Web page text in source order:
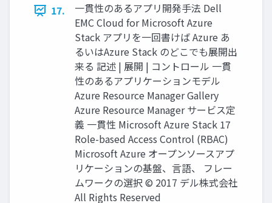
17.
⼀貫性のあるアプリ開発⼿法 Dell
EMC Cloud for Microsoft Azure
Stack アプリを⼀回書けば Azure あ
るいはAzure Stack のどこでも展開出
来る 記述 | 展開 | コントロール ⼀貫
性のあるアプリケーションモデル
Azure Resource Manager Gallery
Azure Resource Manager サービス定
義 ⼀貫性 Microsoft Azure Stack 17
Role-based Access Control (RBAC)
Microsoft Azure オープンソースアプ
リケーションの基盤、⾔語、 フレー
ムワークの選択 © 2017 デル株式会社
All Rights Reserved